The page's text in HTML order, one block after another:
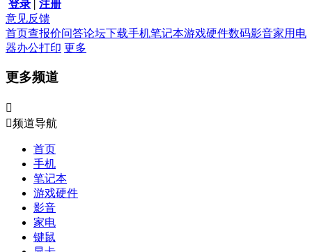
登录 | 注册
意见反馈
首页查报价问答论坛下载手机笔记本游戏硬件数码影音家用电
器办公打印 更多
更多频道

频道导航
首页
手机
笔记本
游戏硬件
影音
家电
键鼠